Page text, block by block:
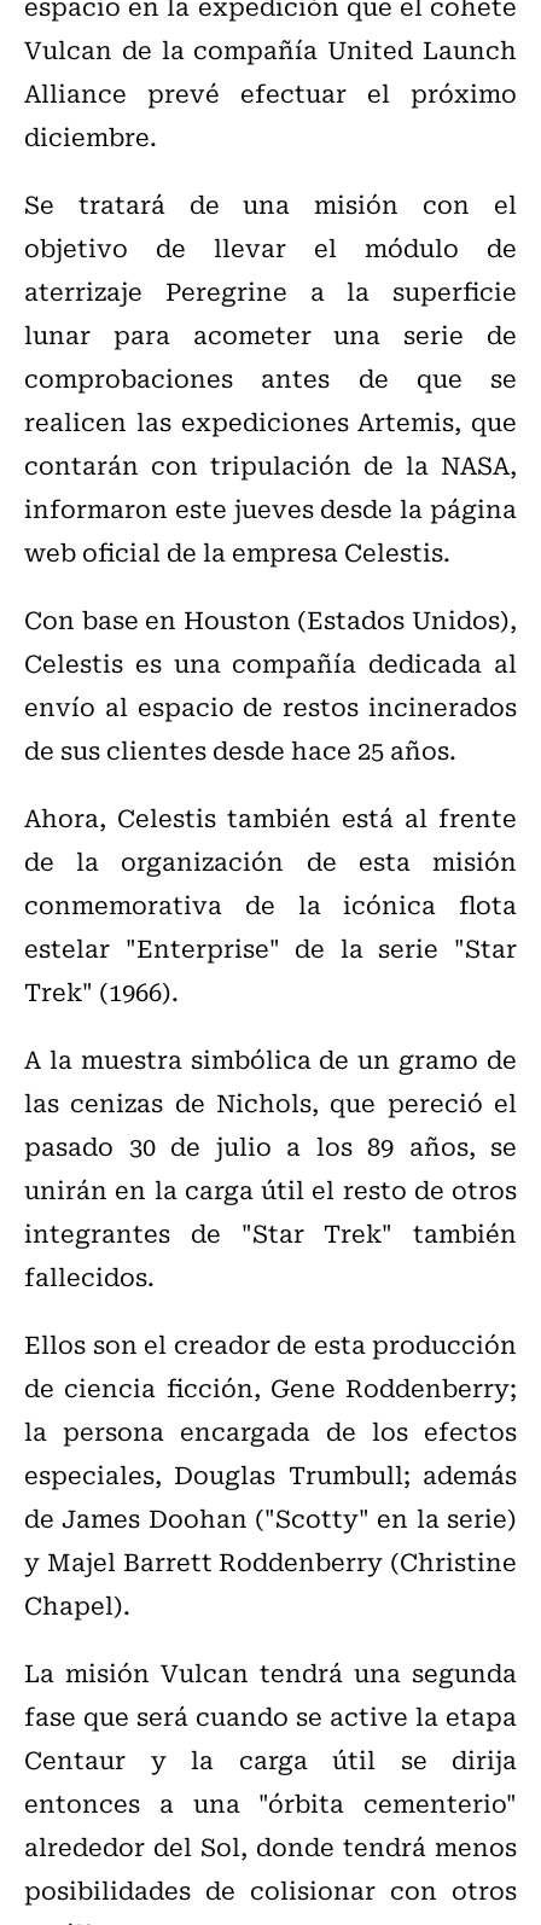
Vulcan de la compañía United Launch
Alliance prevé efectuar el próximo
diciembre.
Se tratará de una misión con el
objetivo de llevar el módulo de
aterrizaje Peregrine a la superficie
lunar para acometer una serie de
comprobaciones antes de que se
realicen las expediciones Artemis, que
contarán con tripulación de la NASA,
informaron este jueves desde la página
web oficial de la empresa Celestis.
Con base en Houston (Estados Unidos),
Celestis es una compañía dedicada al
envío al espacio de restos incinerados
de sus clientes desde hace 25 años.
Ahora, Celestis también está al frente
de la organización de esta misión
conmemorativa de la icónica flota
estelar "Enterprise" de la serie "Star
Trek" (1966).
A la muestra simbólica de un gramo de
las cenizas de Nichols, que pereció el
pasado 30 de julio a los 89 años, se
unirán en la carga útil el resto de otros
integrantes de "Star Trek" también
fallecidos.
Ellos son el creador de esta producción
de ciencia ficción, Gene Roddenberry;
la persona encargada de los efectos
especiales, Douglas Trumbull; además
de James Doohan ("Scotty" en la serie)
y Majel Barrett Roddenberry (Christine
Chapel).
La misión Vulcan tendrá una segunda
fase que será cuando se active la etapa
Centaur y la carga útil se dirija
entonces a una "órbita cementerio"
alrededor del Sol, donde tendrá menos
posibilidades de colisionar con otros